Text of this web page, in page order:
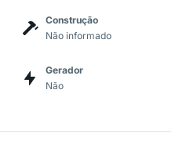
Construção
Não informado
Gerador
Não